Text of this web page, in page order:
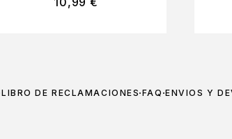
LIBRO DE RECLAMACIONES FAQ ENVÍOS Y